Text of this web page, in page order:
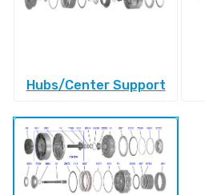
Hubs/Center Support